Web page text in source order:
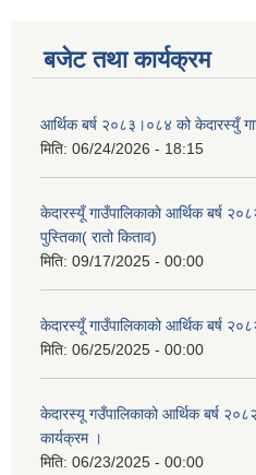
बजेट तथा कार्यक्रम
आर्थिक बर्ष २०८३।०८४ को केदारस्युँ
मिति: 06/24/2026 - 18:15
केदारस्यूँ गाउँपालिकाकाे आर्थिक बर्ष
पुस्तिका( रातो किताव)
मिति: 09/17/2025 - 00:00
केदारस्यूँ गाउँपालिकाको आर्थिक बर्ष
मिति: 06/25/2025 - 00:00
केदारस्यू गउँपालिकाको आर्थिक बर्ष
कार्यक्रम ।
मिति: 06/23/2025 - 00:00